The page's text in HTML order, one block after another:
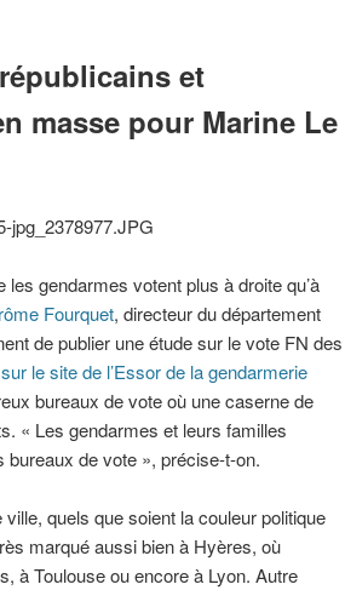
et
masse pour Marine Le
gendarmes votent plus à droite qu’à
Fourquet, directeur du département
de publier une étude sur le vote FN des
le site de l’Essor de la gendarmerie
bureaux de vote où une caserne de
« Les gendarmes et leurs familles
de vote », précise-t-on.
quels que soient la couleur politique
marqué aussi bien à Hyères, où
à Toulouse ou encore à Lyon. Autre